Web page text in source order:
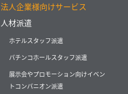
法人企業様向けサービス
人材派遣
ホテルスタッフ派遣
パチンコホールスタッフ派遣
展示会やプロモーション向けイベン
トコンパニオン派遣